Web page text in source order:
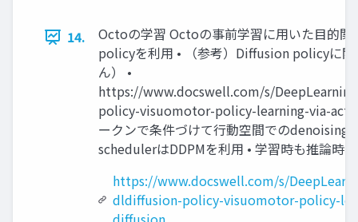
14.
Octoの学習 Octoの事前学習に用いた目的
policyを利用 • （参考）Diffusion policyに
ん） •
https://www.docswell.com/s/
policy-visuomotor-policy-learning-via-
ークンで条件づけて行動空間でのdenoising
schedulerはDDPMを利用 • 学習時も推論時
https://www.docswell.com/s/
dldiffusion-policy-visuomotor-policy-